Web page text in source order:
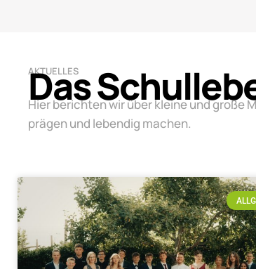
AKTUELLES
Das
Hier berichten wir über kleine und große
prägen und lebendig machen.